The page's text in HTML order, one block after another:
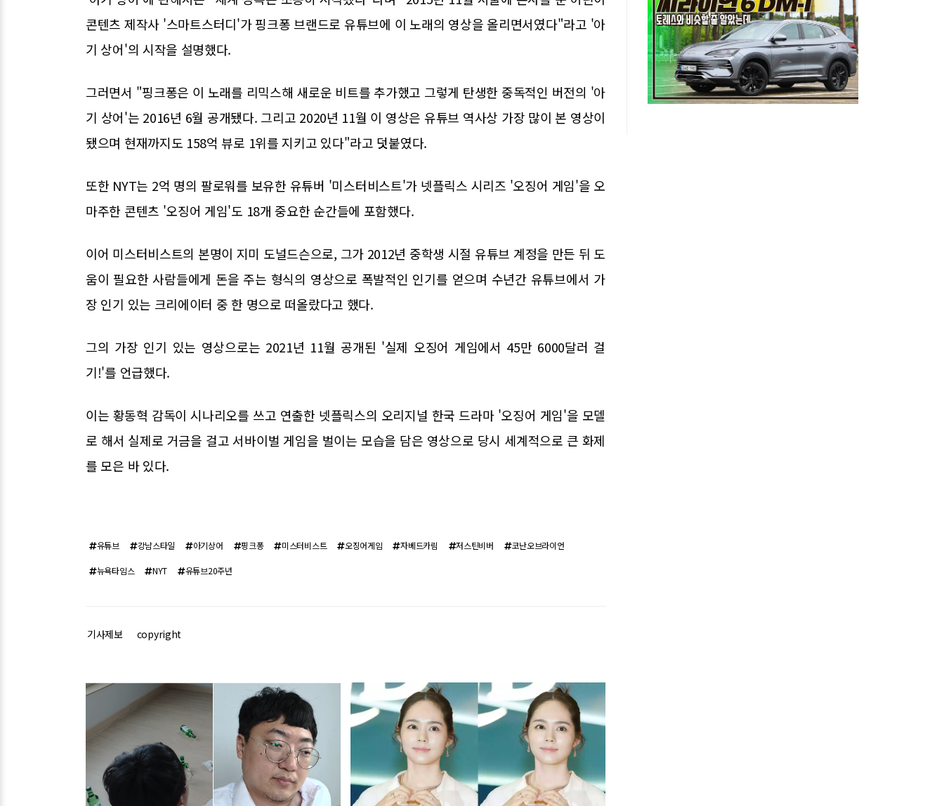
콘텐츠 제작사 '스마트스터디'가 핑크퐁 브랜드로 유튜브에 이 노래의 영상을 올리면서였다"라고 '아
기 상어'의 시작을 설명했다.
그러면서 "핑크퐁은 이 노래를 리믹스해 새로운 비트를 추가했고 그렇게 탄생한 중독적인 버전의 '아
기 상어'는 2016년 6월 공개됐다. 그리고 2020년 11월 이 영상은 유튜브 역사상 가장 많이 본 영상이
됐으며 현재까지도 158억 뷰로 1위를 지키고 있다"라고 덧붙였다.
또한 NYT는 2억 명의 팔로워를 보유한 유튜버 '미스터비스트'가 넷플릭스 시리즈 '오징어 게임'을 오
마주한 콘텐츠 '오징어 게임'도 18개 중요한 순간들에 포함했다.
이어 미스터비스트의 본명이 지미 도널드슨으로, 그가 2012년 중학생 시절 유튜브 계정을 만든 뒤 도
움이 필요한 사람들에게 돈을 주는 형식의 영상으로 폭발적인 인기를 얻으며 수년간 유튜브에서 가
장 인기 있는 크리에이터 중 한 명으로 떠올랐다고 했다.
그의 가장 인기 있는 영상으로는 2021년 11월 공개된 '실제 오징어 게임에서 45만 6000달러 걸
기!'를 언급했다.
이는 황동혁 감독이 시나리오를 쓰고 연출한 넷플릭스의 오리지널 한국 드라마 '오징어 게임'을 모델
로 해서 실제로 거금을 걸고 서바이벌 게임을 벌이는 모습을 담은 영상으로 당시 세계적으로 큰 화제
를 모은 바 있다.
유튜브 강남스타일 아기상어 핑크퐁 미스터비스트 오징어게임 자베드카림 저스틴비버 코난오브라이언
뉴욕타임스 NYT 유튜브20주년
기사제보 copyright
관련기사